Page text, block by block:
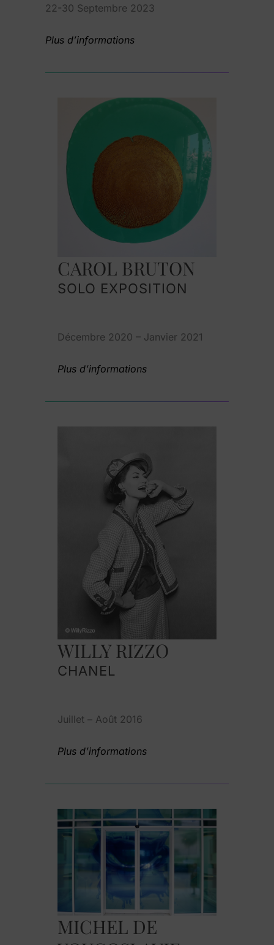
22-30 Septembre 2023
Plus d’informations
CAROL BRUTON
SOLO EXPOSITION
Décembre 2020 – Janvier 2021
Plus d’informations
WILLY RIZZO
CHANEL
Juillet – Août 2016
Plus d’informations
MICHEL DE